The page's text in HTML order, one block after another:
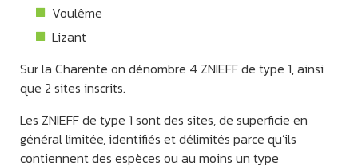
Voulême
Lizant
Sur la Charente on dénombre 4 ZNIEFF de type 1, ainsi
que 2 sites inscrits.
Les ZNIEFF de type 1 sont des sites, de superficie en
général limitée, identifiés et délimités parce qu’ils
contiennent des espèces ou au moins un type